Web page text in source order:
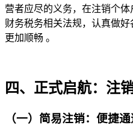
营者应尽的义务，在注销个
财务税务相关法规，认真做
更加顺畅 。
四、正式启航：注
（一）简易注销：便捷